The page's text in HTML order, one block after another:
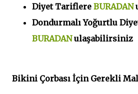
Diyet Tariflere BURADAN
Dondurmalı Yoğurtlu
BURADANulaşabilirsiniz
Bikini Çorbası İçin Gerekli